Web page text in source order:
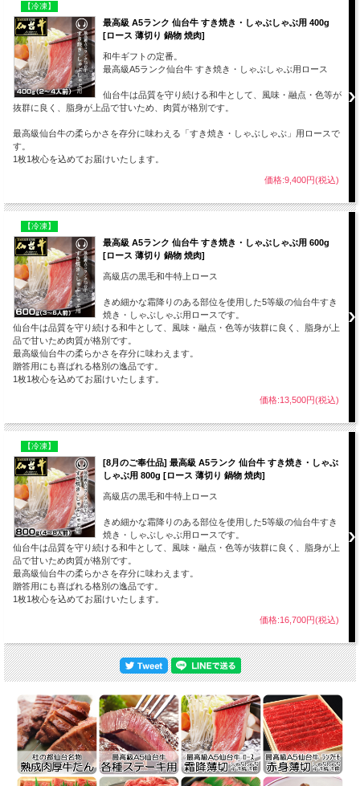
【冷凍】
最高級 A5ランク 仙台牛 すき焼き・しゃぶしゃぶ用 400g
[ロース 薄切り 鍋物 焼肉]
和牛ギフトの定番。
最高級A5ランク仙台牛 すき焼き・しゃぶしゃぶ用ロース
仙台牛は品質を守り続ける和牛として、風味・融点・色等が
抜群に良く、脂身が上品で甘いため、肉質が格別です。
最高級仙台牛の柔らかさを存分に味わえる「すき焼き・しゃぶしゃぶ」用ロースで
す。
1枚1枚心を込めてお届けいたします。
価格:9,400円(税込)
【冷凍】
最高級 A5ランク 仙台牛 すき焼き・しゃぶしゃぶ用 600g
[ロース 薄切り 鍋物 焼肉]
高級店の黒毛和牛特上ロース
きめ細かな霜降りのある部位を使用した5等級の仙台牛すき
焼き・しゃぶしゃぶ用ロースです。
仙台牛は品質を守り続ける和牛として、風味・融点・色等が抜群に良く、脂身が上
品で甘いため肉質が格別です。
最高級仙台牛の柔らかさを存分に味わえます。
贈答用にも喜ばれる格別の逸品です。
1枚1枚心を込めてお届けいたします。
価格:13,500円(税込)
【冷凍】
[8月のご奉仕品] 最高級 A5ランク 仙台牛 すき焼き・しゃぶ
しゃぶ用 800g [ロース 薄切り 鍋物 焼肉]
高級店の黒毛和牛特上ロース
きめ細かな霜降りのある部位を使用した5等級の仙台牛すき
焼き・しゃぶしゃぶ用ロースです。
仙台牛は品質を守り続ける和牛として、風味・融点・色等が抜群に良く、脂身が上
品で甘いため肉質が格別です。
最高級仙台牛の柔らかさを存分に味わえます。
贈答用にも喜ばれる格別の逸品です。
1枚1枚心を込めてお届けいたします。
価格:16,700円(税込)